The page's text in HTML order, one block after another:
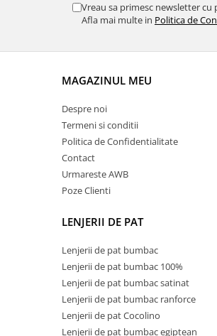
Vreau sa primesc newsletter
Afla mai multe in Politica de
MAGAZINUL MEU
Despre noi
Termeni si conditii
Politica de Confidentialitate
Contact
Urmareste AWB
Poze Clienti
LENJERII DE PAT
Lenjerii de pat bumbac
Lenjerii de pat bumbac 100%
Lenjerii de pat bumbac satinat
Lenjerii de pat bumbac ranforce
Lenjerii de pat Cocolino
Lenjerii de pat bumbac egiptean